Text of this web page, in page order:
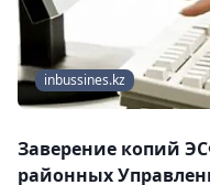
inbussines.kz
Заверение копий
районных